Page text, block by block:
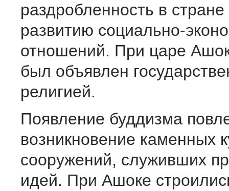
раздробленность в
развитию социально-
отношений. При царе
был объявлен
религией.
Появление буддизма
возникновение каменных
сооружений, служивших
идей. При Ашоке